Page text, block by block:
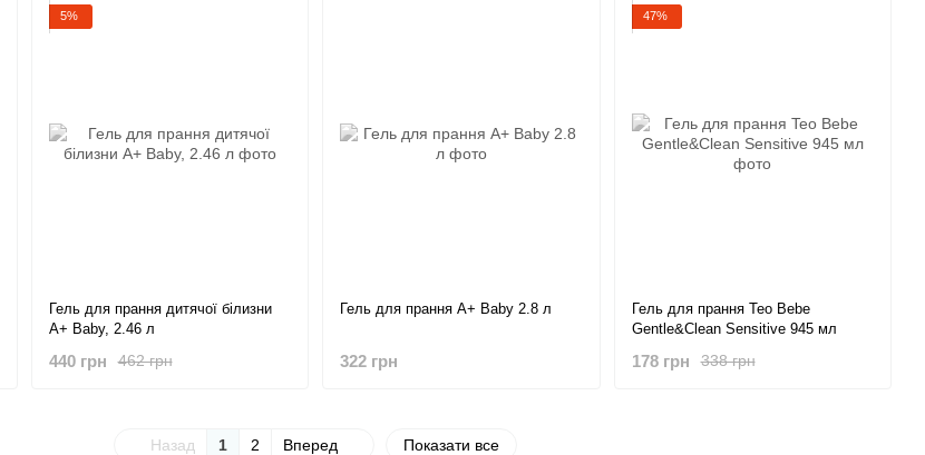
5%
Гель для прання дитячої білизни
А+ Baby, 2.46 л
462 грн
440 грн
Гель для прання A+ Baby 2.8 л
322 грн
47%
Гель для прання Teo Bebe
Gentle&Clean Sensitive 945 мл
338 грн
178 грн
Назад 1 2 Вперед Показати все